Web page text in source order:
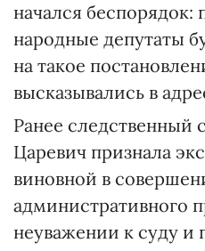
начался
народные депутаты
на такое
высказывались в
Ранее следственный
Царевич признала
виновной в
административного
неуважении к суду и